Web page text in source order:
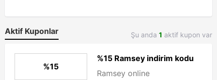
Aktif Kuponlar Şu anda 1 aktif kupon var
%15
%15 Ramsey indirim kodu
Ramsey online